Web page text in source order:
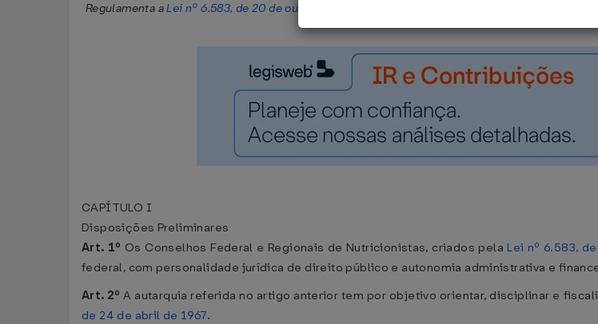
Regulamenta aLei nº 6.583, de 20 de outubro de 1978 , que cria os Conselhos Federal e
CAPÍTULO I
Disposições Preliminares
Art. 1º Os Conselhos Federal e Regionais de Nutricionistas, criados pela Lei nº 6.583,
federal, com personalidade jurídica de direito público e autonomia administrativa e
Art. 2º A autarquia referida no artigo anterior tem por objetivo orientar, disciplinar e
de 24 de abril de 1967.